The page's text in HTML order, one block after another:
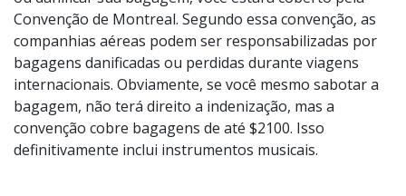
Convenção de Montreal. Segundo essa convenção, as
companhias aéreas podem ser responsabilizadas por
bagagens danificadas ou perdidas durante viagens
internacionais. Obviamente, se você mesmo sabotar a
bagagem, não terá direito a indenização, mas a
convenção cobre bagagens de até $2100. Isso
definitivamente inclui instrumentos musicais.